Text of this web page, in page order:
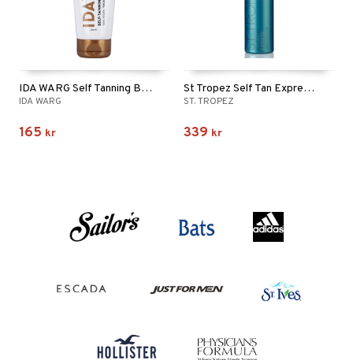
IDA WARG Self Tanning Body Lotion
IDA WARG
165 kr
St Tropez Self Tan Express Bronzing Mousse
ST. TROPEZ
339 kr